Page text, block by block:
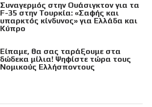
Συναγερμός στην Ουάσιγκτον για τα
F-35 στην Τουρκία: «Σαφής και
υπαρκτός κίνδυνος» για Ελλάδα και
Κύπρο
Είπαμε, θα σας ταράξουμε στα
δώδεκα μίλια! Ψηφίστε τώρα τους
Νομικούς Ελλήσποντους